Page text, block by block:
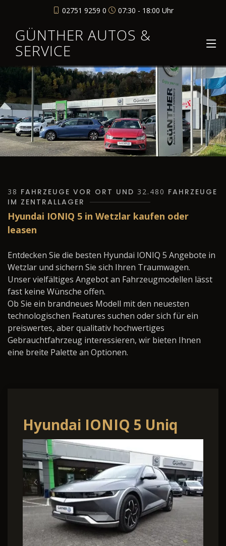
02751 9259 0 07:30 - 18:00 Uhr
GÜNTHER AUTOS &
SERVICE
38 FAHRZEUGE VOR ORT UND 32.480 FAHRZEUGE
IM ZENTRALLAGER
Hyundai IONIQ 5 in Wetzlar kaufen oder
leasen
Entdecken Sie die besten Hyundai IONIQ 5 Angebote in
Wetzlar und sichern Sie sich Ihren Traumwagen.
Unser vielfältiges Angebot an Fahrzeugmodellen lässt
fast keine Wünsche offen.
Ob Sie ein brandneues Modell mit den neuesten
technologischen Features suchen oder sich für ein
preiswertes, aber qualitativ hochwertiges
Gebrauchtfahrzeug interessieren, wir bieten Ihnen
eine breite Palette an Optionen.
Hyundai IONIQ 5 Uniq
72.6KWh